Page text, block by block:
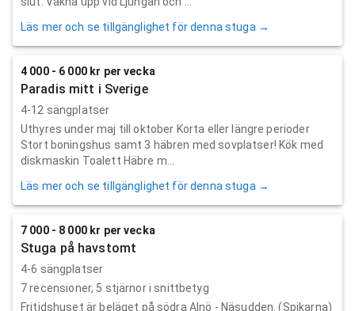
Läs mer och se tillgänglighet för denna stuga →
4 000 - 6 000 kr per vecka
Paradis mitt i Sverige
4-12 sängplatser
Uthyres under maj till oktober Korta eller längre perioder
Stort boningshus samt 3 häbren med sovplatser! Kök med
diskmaskin Toalett Häbre m...
Läs mer och se tillgänglighet för denna stuga →
7 000 - 8 000 kr per vecka
Stuga på havstomt
4-6 sängplatser
7recensioner, 5 stjärnor i snittbetyg
Fritidshuset är beläget på södra Alnö - Näsudden. (Spikarna)